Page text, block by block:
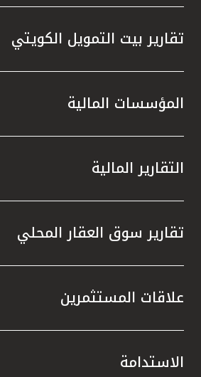
تقارير بيت التمويل الكويتي
المؤسسات المالية
التقارير المالية
تقارير سوق العقار المحلي
علاقات المستثمرين
الاستدامة